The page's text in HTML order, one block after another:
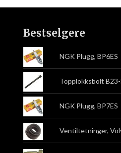
Bestselgere
NGK Plugg, BP6ES
Topplokksbolt
NGK Plugg, BP7ES
Ventiltetninger,